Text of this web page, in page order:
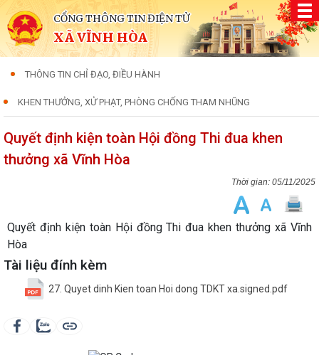
CỔNG THÔNG TIN ĐIỆN TỬ
XÃ VĨNH HÒA
THÔNG TIN CHỈ ĐẠO, ĐIỀU HÀNH
KHEN THƯỞNG, XỬ PHẠT, PHÒNG CHỐNG THAM NHŨNG
Quyết định kiện toàn Hội đồng Thi đua khen
thưởng xã Vĩnh Hòa
05/11/2025
Quyết định kiện toàn Hội đồng Thi đua khen thưởng xã Vĩnh
Hòa
Tài liệu đính kèm
27. Quyet dinh Kien toan Hoi dong TDKT xa.signed.pdf